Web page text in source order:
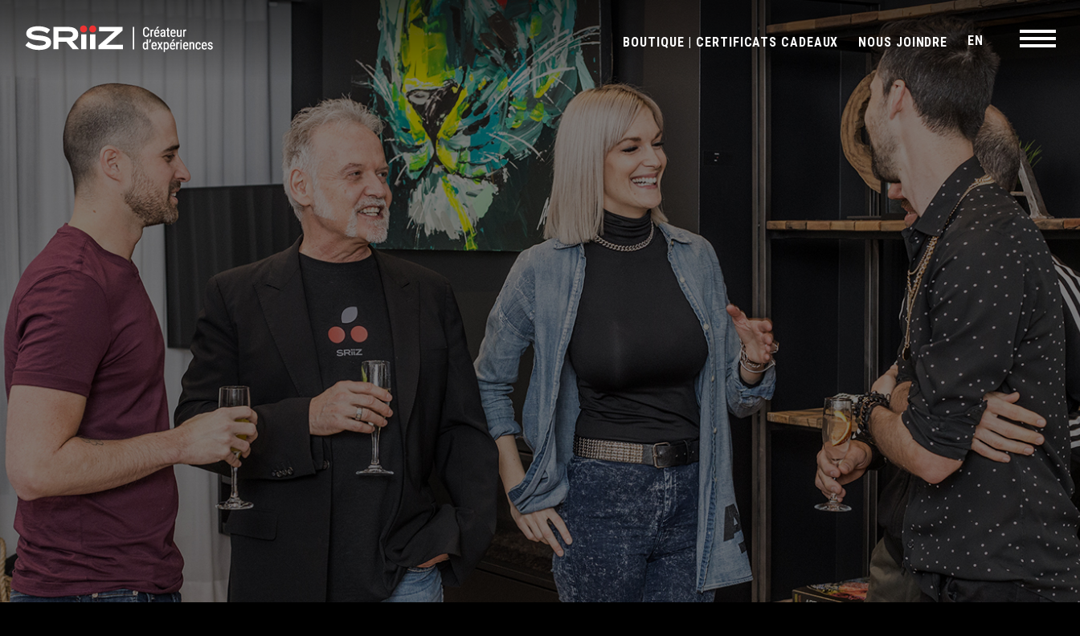
BOUTIQUE | CERTIFICATS CADEAUX NOUS JOINDRE EN